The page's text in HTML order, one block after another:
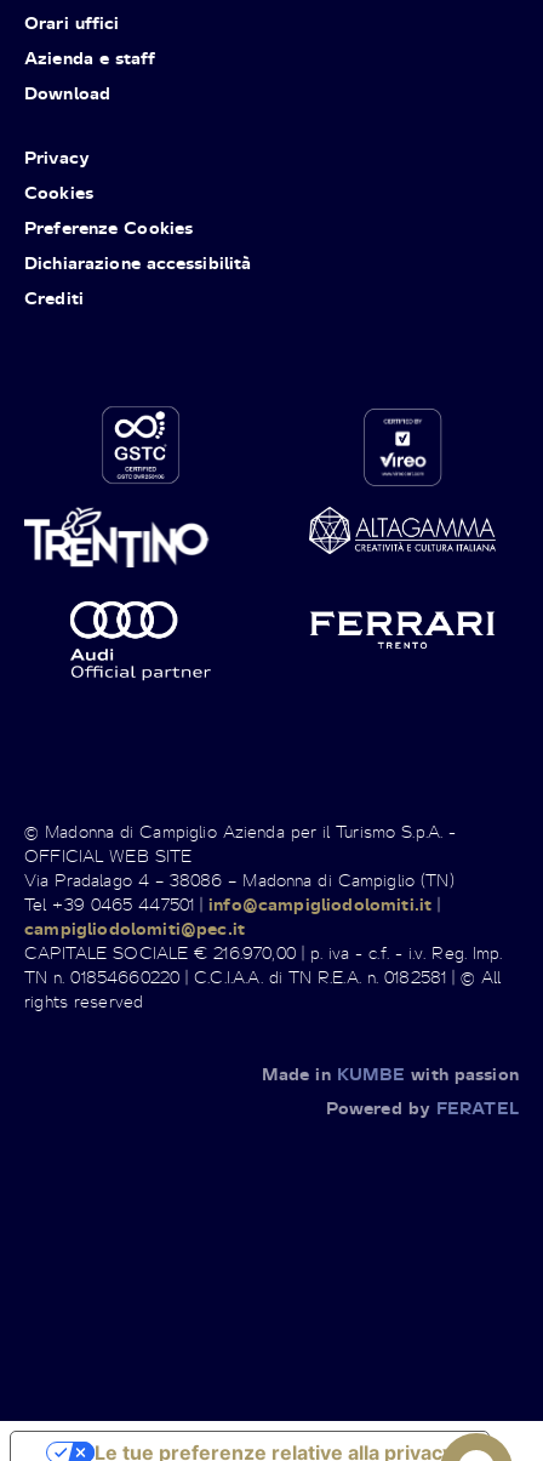
Orari uffici
Azienda e staff
Download
Privacy
Cookies
Preferenze Cookies
Dichiarazione accessibilità
Crediti
© Madonna di Campiglio Azienda per il Turismo S.p.A. -
OFFICIAL WEB SITE
Via Pradalago 4 – 38086 – Madonna di Campiglio (TN)
Tel +39 0465 447501 |info@campigliodolomiti.it |
campigliodolomiti@pec.it
CAPITALE SOCIALE € 216.970,00 | p. iva - c.f. - i.v. Reg. Imp.
TN n. 01854660220 | C.C.I.A.A. di TN R.E.A. n. 0182581 | © All
rights reserved
Made in KUMBE with passion
Powered by FERATEL
Le tue preferenze relative alla privacy